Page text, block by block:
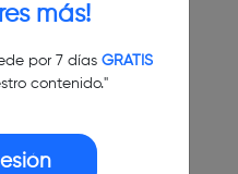
más!
por 7 días GRATIS
contenido."